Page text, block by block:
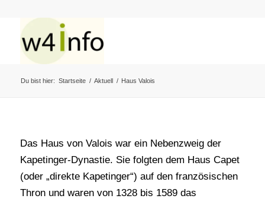
Du bist hier: Startseite / Aktuell / Haus Valois
Das Haus von Valois war ein Nebenzweig der
Kapetinger-Dynastie. Sie folgten dem Haus Capet
(oder „direkte Kapetinger“) auf den französischen
Thron und waren von 1328 bis 1589 das